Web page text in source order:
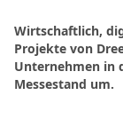
Wirtschaftlich,
Projekte von
Unternehmen in
Messestand um.